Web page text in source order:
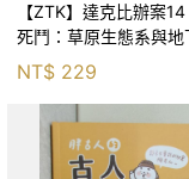
【ZTK】達克比辦案
死鬥：草原生態系與地
生存適應_柯智元
NT$ 229